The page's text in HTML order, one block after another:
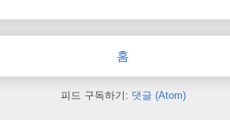
홈
피드 구독하기: 댓글 (Atom)